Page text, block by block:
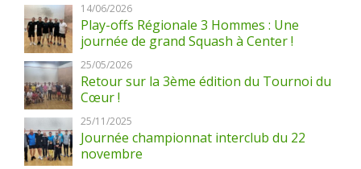
14/06/2026
Play-offs Régionale 3 Hommes : Une
journée de grand Squash à Center !
25/05/2026
Retour sur la 3ème édition du Tournoi du
Cœur !
25/11/2025
Journée championnat interclub du 22
novembre